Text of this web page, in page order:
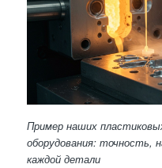
Пример наших
оборудования: точность,
каждой детали